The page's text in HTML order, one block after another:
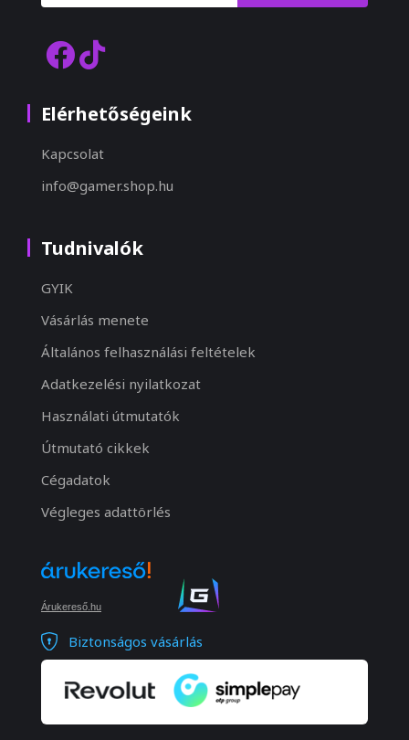
Elérhetőségeink
Kapcsolat
info@gamer.shop.hu
Tudnivalók
GYIK
Vásárlás menete
Általános felhasználási feltételek
Adatkezelési nyilatkozat
Használati útmutatók
Útmutató cikkek
Cégadatok
Végleges adattörlés
Árukereső.hu
Biztonságos vásárlás